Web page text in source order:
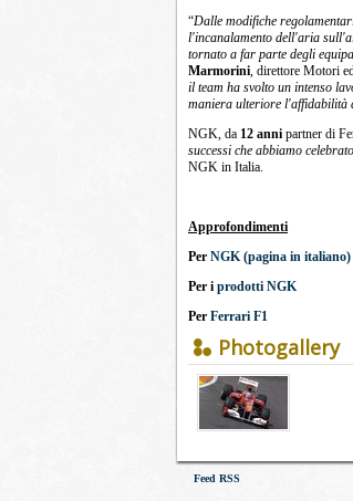
“Dalle modifiche
l'incanalamento dell'aria
tornato a far parte degli
Marmorini, direttore Motori
il team ha svolto un intenso
maniera ulteriore l'affidabilità
NGK, da 12 anni partner di
successi che abbiamo
NGK in Italia.
Approfondimenti
Per NGK (pagina in italiano)
Per i prodotti NGK
Per Ferrari F1
Photogallery
Feed RSS